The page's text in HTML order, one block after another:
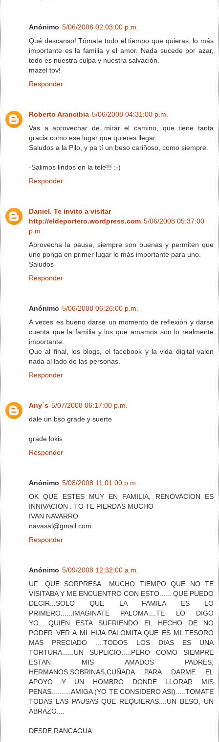
Anónimo 5/06/2008 02:03:00 p.m.
Qué descanso! Tómate todo el tiempo que quieras, lo más
importante es la familia y el amor. Nada sucede por azar,
todo es nuestra culpa y nuestra salvación.
mazel tov!
Responder
Roberto Arancibia 5/06/2008 04:31:00 p.m.
Vas a aprovechar de mirar el camino, que tiene tanta
gracia como ese lugar que quieres llegar.
Saludos a la Pilo, y pa tí un beso cariñoso, como siempre.
-Salimos lindos en la tele!!! :-)
Responder
Daniel. Te invito a visitar
http://eldeportero.wordpress.com 5/06/2008 05:37:00
p.m.
Aprovecha la pausa, siempre son buenas y permiten que
uno ponga en primer lugar lo más importante para uno.
Saludos
Responder
Anónimo 5/06/2008 06:26:00 p.m.
A veces es bueno darse un momento de reflexión y darse
cuenta que la familia y los que amamos son lo realmente
importante.
Que al final, los blogs, el facebook y la vida digital valen
nada al lado de las personas.
Responder
Any´s 5/07/2008 06:17:00 p.m.
dale un bso grade y suerte
grade lokis
Responder
Anónimo 5/08/2008 11:01:00 p.m.
OK QUE ESTES MUY EN FAMILIA, RENOVACION ES
INNIVACION . TO TE PIERDAS MUCHO
IVAN NAVARRO
navasal@gmail.com
Responder
Anónimo 5/09/2008 12:32:00 a.m.
UF....QUE SORPRESA....MUCHO TIEMPO QUE NO TE
VISITABA Y ME ENCUENTRO CON ESTO.......QUE PUEDO
DECIR...SOLO QUE LA FAMILA ES LO
PRIMERO......IMAGINATE PALOMA....TE LO DIGO
YO.....QUIEN ESTA SUFRIENDO EL HECHO DE NO
PODER VER A MI HIJA PALOMITA,QUE ES MI TESORO
MAS PRECIADO ....TODOS LOS DIAS ES UNA
TORTURA......UN SUPLICIO.....PERO COMO SIEMPRE
ESTAN MIS AMADOS PADRES,
HERMANOS,SOBRINAS,CUÑADA PARA DARME EL
APOYO Y UN HOMBRO DONDE LLORAR MIS
PENAS..........AMIGA (YO TE CONSIDERO ASI).....TOMATE
TODAS LAS PAUSAS QUE REQUIERAS....UN BESO, UN
ABRAZO....
DESDE RANCAGUA